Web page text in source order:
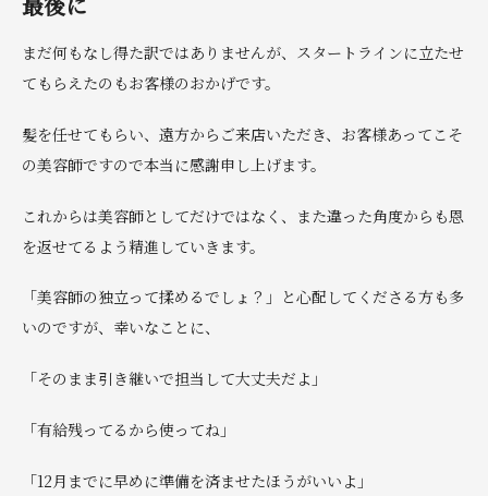
まだ何もなし得た訳ではありませんが、スタートラインに立たせ
てもらえたのもお客様のおかげです。
髪を任せてもらい、遠方からご来店いただき、お客様あってこそ
の美容師ですので本当に感謝申し上げます。
これからは美容師としてだけではなく、また違った角度からも恩
を返せてるよう精進していきます。
「美容師の独立って揉めるでしょ？」と心配してくださる方も多
いのですが、幸いなことに、
「そのまま引き継いで担当して大丈夫だよ」
「有給残ってるから使ってね」
「12月までに早めに準備を済ませたほうがいいよ」